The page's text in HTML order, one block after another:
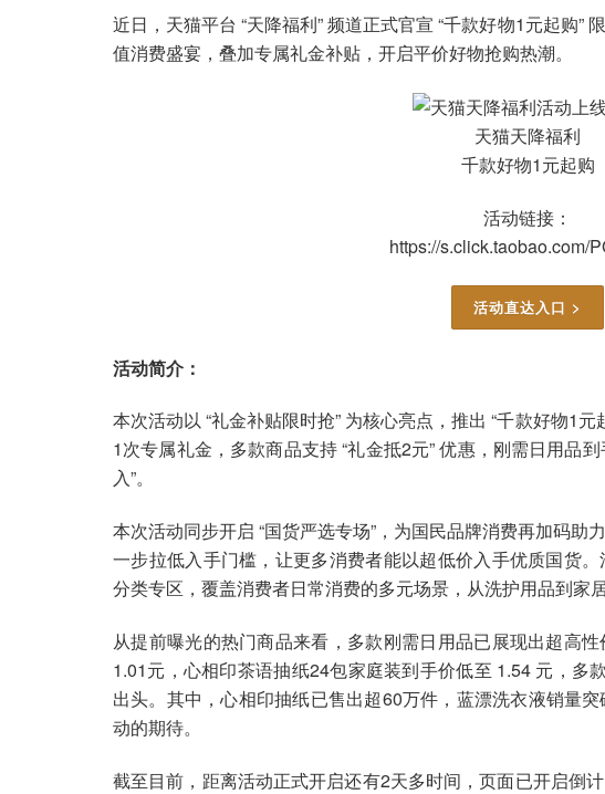
近日，天猫平台 “天降福利” 频道正式官宣 “千款好物1元起购”
值消费盛宴，叠加专属礼金补贴，开启平价好物抢购热潮。
天猫天降福利
千款好物1元起购
活动链接：
https://s.click.taobao.com/
活动直达入口 >
活动简介：
本次活动以 “礼金补贴限时抢” 为核心亮点，推出 “千款好物1
1次专属礼金，多款商品支持 “礼金抵2元” 优惠，刚需日用品
入”。
本次活动同步开启 “国货严选专场”，为国民品牌消费再加码助
一步拉低入手门槛，让更多消费者能以超低价入手优质国货
分类专区，覆盖消费者日常消费的多元场景，从洗护用品到家
从提前曝光的热门商品来看，多款刚需日用品已展现出超高
1.01元，心相印茶语抽纸24包家庭装到手价低至 1.54 元，多
出头。其中，心相印抽纸已售出超60万件，蓝漂洗衣液销量
动的期待。
截至目前，距离活动正式开启还有2天多时间，页面已开启倒